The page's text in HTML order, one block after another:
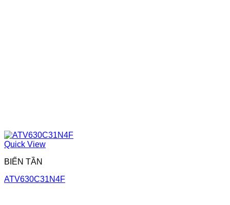
Quick View
BIẾN TẦN
ATV630C31N4F